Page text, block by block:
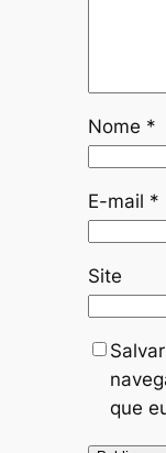
Nome *
E-mail *
Site
que